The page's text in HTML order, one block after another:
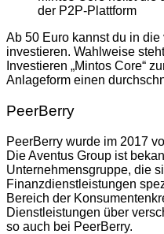
der P2P-Plattform
Ab 50 Euro kannst du in
investieren. Wahlweise
Investieren „Mintos Core“
Anlageform einen
PeerBerry
PeerBerry wurde im 2017
Die Aventus Group ist
Unternehmensgruppe, die
Finanzdienstleistungen
Bereich der
Dienstleistungen über
so auch bei PeerBerry.